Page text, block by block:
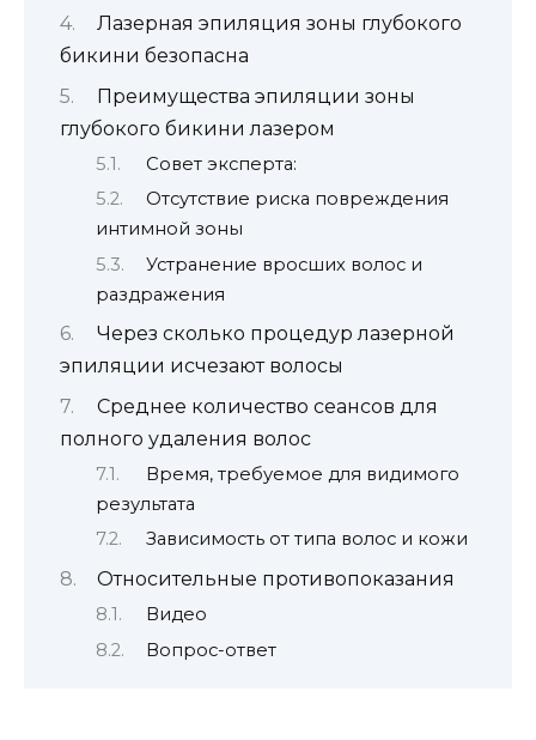
Лазерная эпиляция зоны глубокого
бикини безопасна
Преимущества эпиляции зоны
глубокого бикини лазером
Совет эксперта:
Отсутствие риска повреждения
интимной зоны
Устранение вросших волос и
раздражения
Через сколько процедур лазерной
эпиляции исчезают волосы
Среднее количество сеансов для
полного удаления волос
Время, требуемое для видимого
результата
Зависимость от типа волос и кожи
Относительные противопоказания
Видео
Вопрос-ответ